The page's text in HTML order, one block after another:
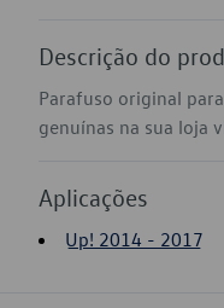
Descrição do
Parafuso original
genuínas na sua loja
Aplicações
Up! 2014 - 2017